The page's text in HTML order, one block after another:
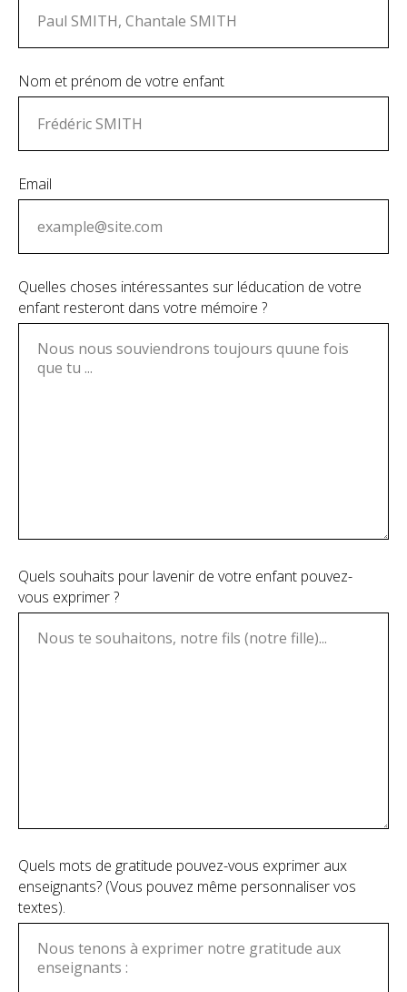
Nom et prénom de votre enfant
Email
Quelles choses intéressantes sur léducation de votre
enfant resteront dans votre mémoire ?
Quels souhaits pour lavenir de votre enfant pouvez-
vous exprimer ?
Quels mots de gratitude pouvez-vous exprimer aux
enseignants? (Vous pouvez même personnaliser vos
textes).